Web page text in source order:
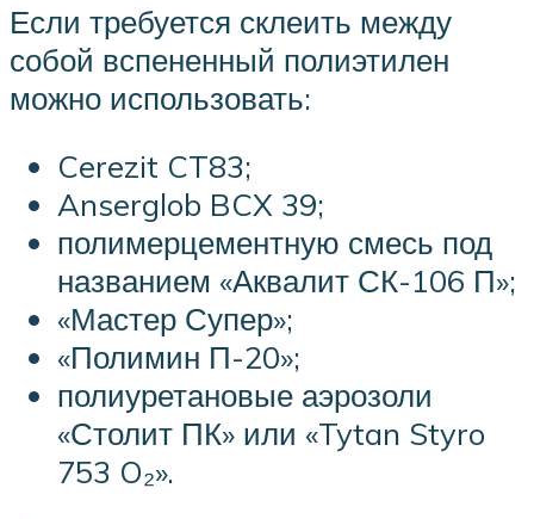
Если требуется склеить между
собой вспененный полиэтилен
можно использовать:
Cerezit CT83;
Anserglob BCX 39;
полимерцементную смесь под
названием «Аквалит СК-106 П»;
«Мастер Супер»;
«Полимин П-20»;
полиуретановые аэрозоли
«Столит ПК» или «Tytan Styro
753 O₂».